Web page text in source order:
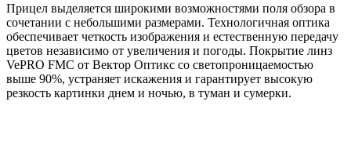
Прицел выделяется широкими возможностями поля обзора в
сочетании с небольшими размерами. Технологичная оптика
обеспечивает четкость изображения и естественную передачу
цветов независимо от увеличения и погоды. Покрытие линз
VePRO FMC от Вектор Оптикс со светопроницаемостью
выше 90%, устраняет искажения и гарантирует высокую
резкость картинки днем и ночью, в туман и сумерки.